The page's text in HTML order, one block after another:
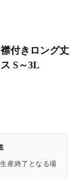
付きロング丈
S～3L
産終了となる場